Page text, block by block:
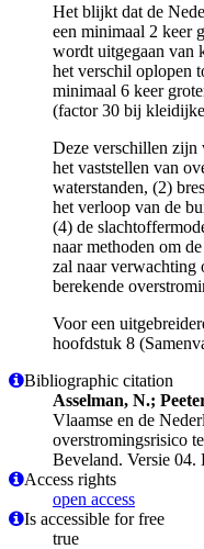
Het blijkt dat de
een minimaal 2 keer
wordt uitgegaan van
het verschil oplopen
minimaal 6 keer
(factor 30 bij
Deze verschillen zijn
het vaststellen van
waterstanden, (2)
het verloop van de
(4) de
naar methoden om
zal naar verwachting
berekende
Voor een
hoofdstuk 8
Bibliographic citation
Asselman, N.;
Vlaamse en de
overstromingsrisico
Beveland. Versie
Access rights
open access
Is accessible for free
true